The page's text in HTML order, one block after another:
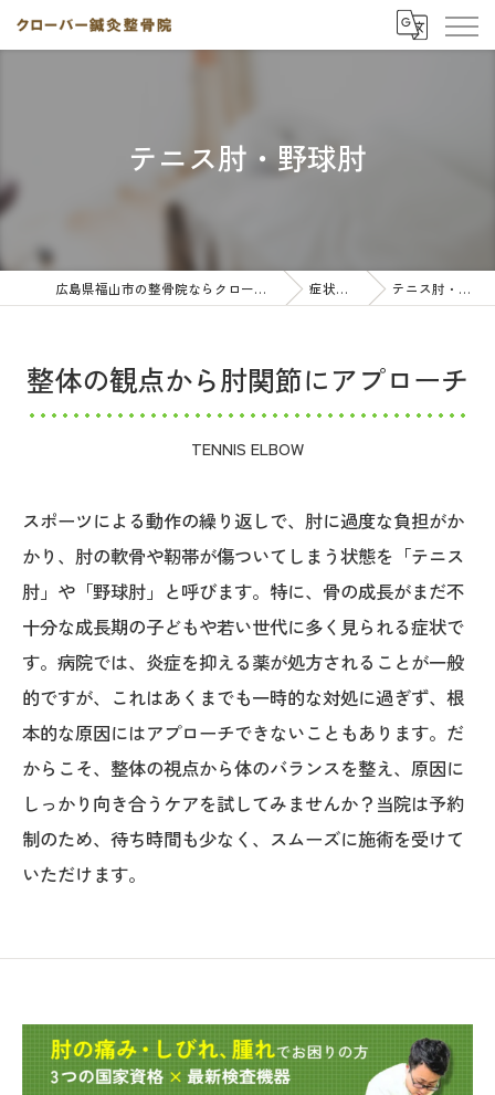
テニス肘・野球肘
広島県福山市の整骨院ならクローバー鍼灸整骨院 症状別一覧 テニス肘・野球肘
整体の観点から肘関節にアプローチ
TENNIS ELBOW
スポーツによる動作の繰り返しで、肘に過度な負担がか
かり、肘の軟骨や靭帯が傷ついてしまう状態を「テニス
肘」や「野球肘」と呼びます。特に、骨の成長がまだ不
十分な成長期の子どもや若い世代に多く見られる症状で
す。病院では、炎症を抑える薬が処方されることが一般
的ですが、これはあくまでも一時的な対処に過ぎず、根
本的な原因にはアプローチできないこともあります。だ
からこそ、整体の視点から体のバランスを整え、原因に
しっかり向き合うケアを試してみませんか？当院は予約
制のため、待ち時間も少なく、スムーズに施術を受けて
いただけます。